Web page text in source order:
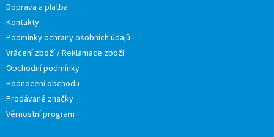
Doprava a platba
Kontakty
Podmínky ochrany osobních údajů
Vrácení zboží / Reklamace zboží
Obchodní podmínky
Hodnocení obchodu
Prodávané značky
Věrnostní program